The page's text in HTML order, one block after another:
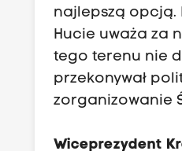
najlepszą opcją.
Hucie uważa za
tego terenu nie
przekonywał
zorganizowanie
Wiceprezydent